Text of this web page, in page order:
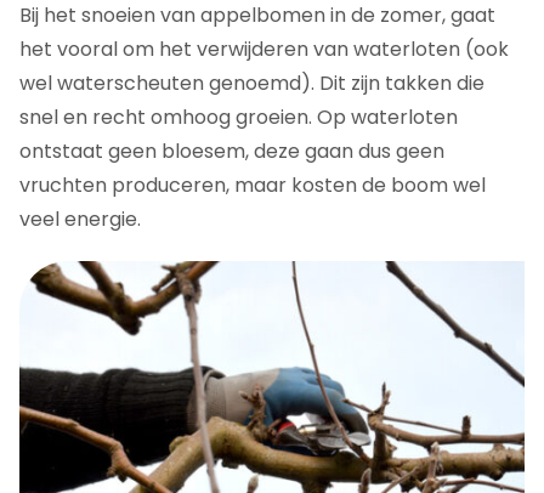
Bij het snoeien van appelbomen in de zomer, gaat
het vooral om het verwijderen van waterloten (ook
wel waterscheuten genoemd). Dit zijn takken die
snel en recht omhoog groeien. Op waterloten
ontstaat geen bloesem, deze gaan dus geen
vruchten produceren, maar kosten de boom wel
veel energie.